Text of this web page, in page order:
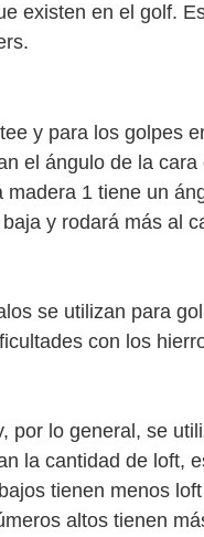
existen en el golf.
y para los golpes
el ángulo de la cara
1 tiene un
y rodará más al
se utilizan para
con los
por lo general, se
la cantidad de loft,
tienen menos
altos tienen